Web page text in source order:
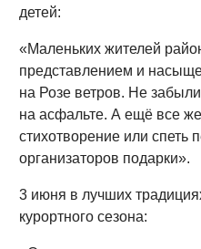
детей:
«Маленьких жителей
представлением и
на Розе ветров. Не
на асфальте. А ещё все
стихотворение или спеть
организаторов подарки».
3 июня в лучших
курортного сезона: